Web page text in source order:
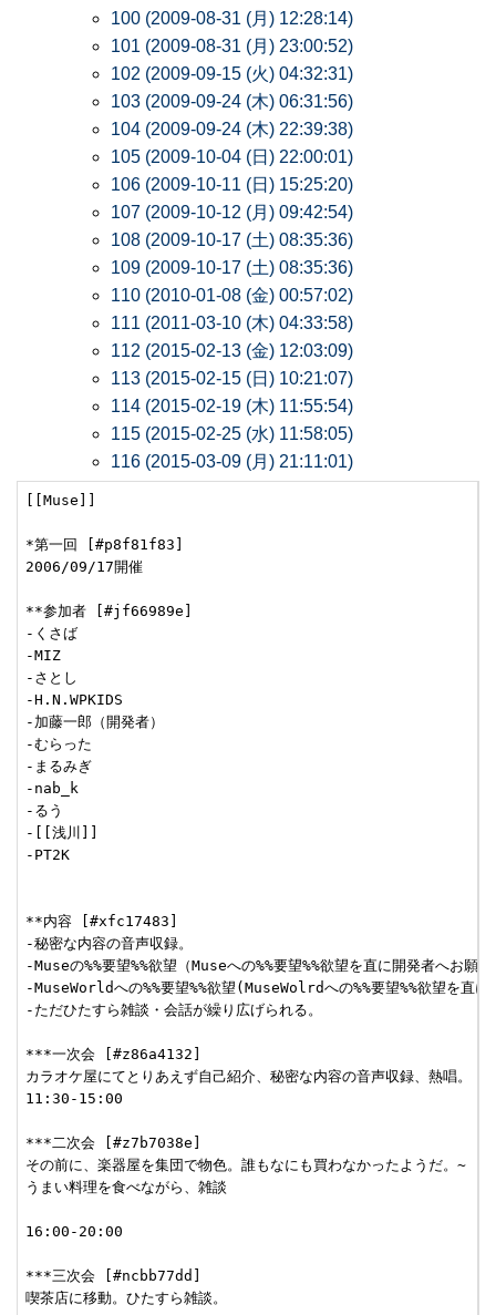
100 (2009-08-31 (月) 12:28:14)
101 (2009-08-31 (月) 23:00:52)
102 (2009-09-15 (火) 04:32:31)
103 (2009-09-24 (木) 06:31:56)
104 (2009-09-24 (木) 22:39:38)
105 (2009-10-04 (日) 22:00:01)
106 (2009-10-11 (日) 15:25:20)
107 (2009-10-12 (月) 09:42:54)
108 (2009-10-17 (土) 08:35:36)
109 (2009-10-17 (土) 08:35:36)
110 (2010-01-08 (金) 00:57:02)
111 (2011-03-10 (木) 04:33:58)
112 (2015-02-13 (金) 12:03:09)
113 (2015-02-15 (日) 10:21:07)
114 (2015-02-19 (木) 11:55:54)
115 (2015-02-25 (水) 11:58:05)
116 (2015-03-09 (月) 21:11:01)
[[Muse]]
*第一回 [#p8f81f83]
2006/09/17開催
**参加者 [#jf66989e]
-くさば
-MIZ
-さとし
-H.N.WPKIDS
-加藤一郎（開発者）
-むらった
-まるみぎ
-nab_k
-るう
-[[浅川]]
-PT2K
**内容 [#xfc17483]
-秘密な内容の音声収録。
-Museの%%要望%%欲望（Museへの%%要望%%欲望を直に開発者へお願い
-MuseWorldへの%%要望%%欲望(MuseWolrdへの%%要望%%欲望を直
-ただひたすら雑談・会話が繰り広げられる。
***一次会 [#z86a4132]
カラオケ屋にてとりあえず自己紹介、秘密な内容の音声収録、熱唱。
11:30-15:00
***二次会 [#z7b7038e]
その前に、楽器屋を集団で物色。誰もなにも買わなかったようだ。~
うまい料理を食べながら、雑談
16:00-20:00
***三次会 [#ncbb77dd]
喫茶店に移動。ひたすら雑談。